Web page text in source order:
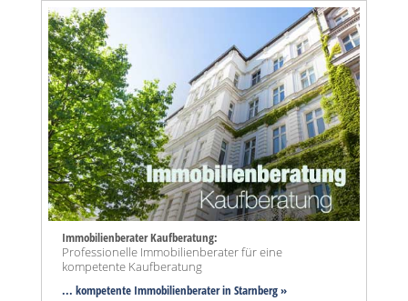
Immobilienberater Kaufberatung:
Professionelle Immobilienberater für eine
kompetente Kaufberatung
... kompetente Immobilienberater in Starnberg »